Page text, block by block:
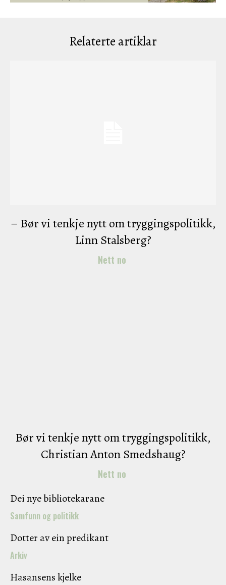
Relaterte artiklar
– Bør vi tenkje nytt om tryggingspolitikk,
Linn Stalsberg?
Nett no
Bør vi tenkje nytt om tryggingspolitikk,
Christian Anton Smedshaug?
Nett no
Dei nye bibliotekarane
Samfunn og politikk
Dotter av ein predikant
Arkiv
Hasansens kjelke